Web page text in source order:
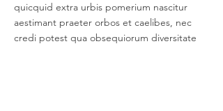
quicquid extra urbis pomerium nascitur
aestimant praeter orbos et caelibes, nec
credi potest qua obsequiorum diversitate